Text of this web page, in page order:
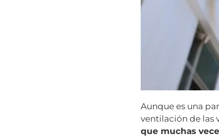
Aunque es una
ventilación de las
que muchas